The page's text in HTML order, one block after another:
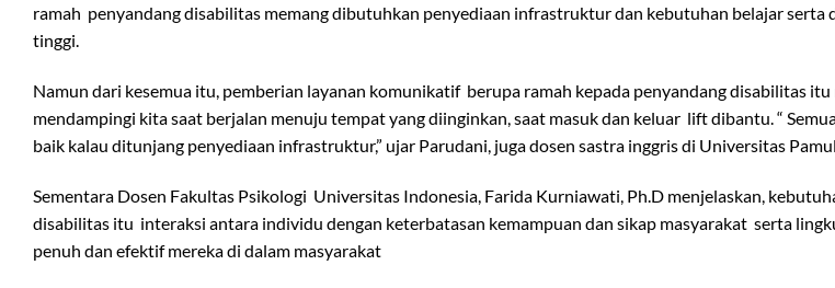
ramah penyandang disabilitas memang dibutuhkan penyediaan infrastruktur dan kebutuhan belajar serta
tinggi.
Namun dari kesemua itu, pemberian layanan komunikatif berupa ramah kepada penyandang disabilitas itu
mendampingi kita saat berjalan menuju tempat yang diinginkan, saat masuk dan keluar lift dibantu. “
baik kalau ditunjang penyediaan infrastruktur,” ujar Parudani, juga dosen sastra inggris di Universitas
Sementara Dosen Fakultas Psikologi Universitas Indonesia, Farida Kurniawati, Ph.D menjelaskan,
disabilitas itu interaksi antara individu dengan keterbatasan kemampuan dan sikap masyarakat serta
penuh dan efektif mereka di dalam masyarakat